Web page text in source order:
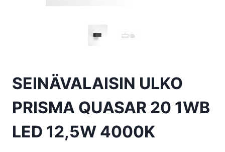
SEINÄVALAISIN ULKO
PRISMA QUASAR 20 1WB
LED 12,5W 4000K